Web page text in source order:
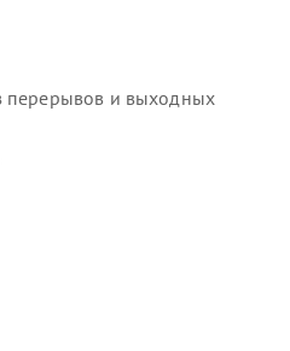
и выходных